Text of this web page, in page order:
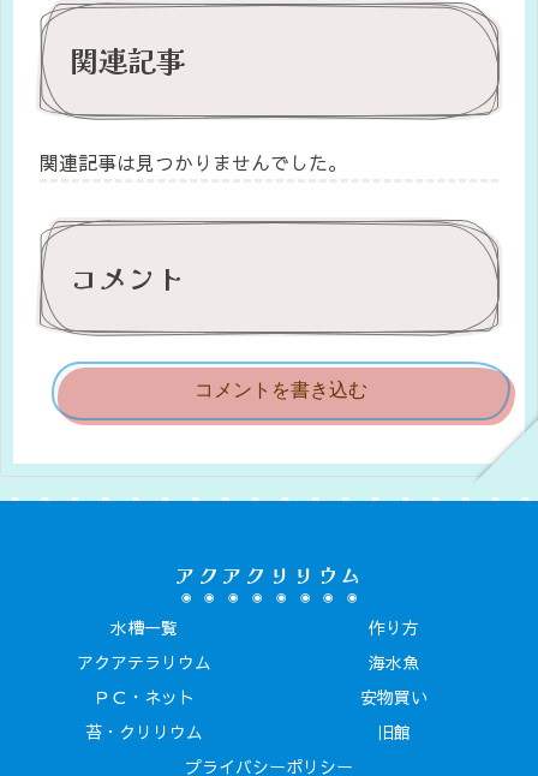
関連記事
関連記事は見つかりませんでした。
コメント
コメントを書き込む
アクアクリリウム
水槽一覧
作り方
アクアテラリウム
海水魚
ＰＣ・ネット
安物買い
苔・クリリウム
旧館
プライバシーポリシー